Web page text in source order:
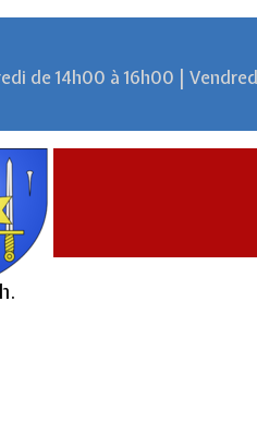
de 14h00 à 16h00 |